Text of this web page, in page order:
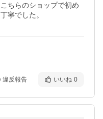
ちらのショップで初め
寧でした。
違反報告 いいね 0